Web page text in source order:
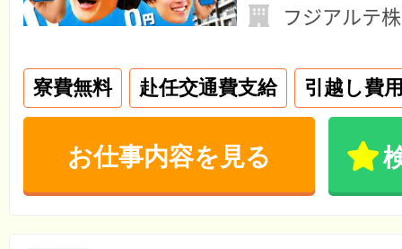
フジアルテ
寮費無料 赴任交通費支給 引越し費
お仕事内容を見る